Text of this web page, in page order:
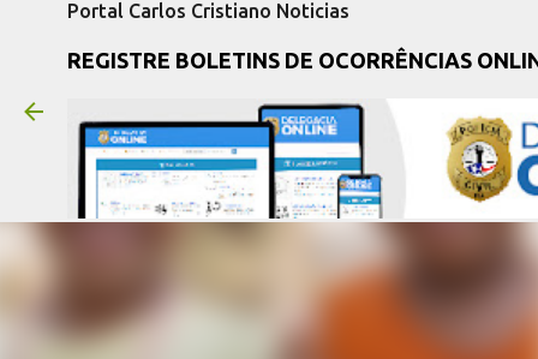
Portal Carlos Cristiano Noticias
REGISTRE BOLETINS DE OCORRÊNCIAS